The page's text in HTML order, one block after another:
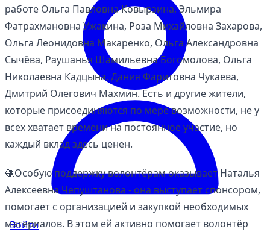
Войти
работе Ольга Павловна Ковырзина, Эльмира
Фатрахмановна Ужакина, Роза Михайловна Захарова,
Ольга Леонидовна Макаренко, Ольга Александровна
Сычёва, Раушанья Шамильевна Богомолова, Ольга
Николаевна Кадцына, Дания Фаритовна Чукаева,
Дмитрий Олегович Махмин. Есть и другие жители,
которые присоединяются по мере возможности, не у
всех хватает времени на постоянное участие, но
каждый вклад здесь ценен.
🧶Особую поддержку волонтёрам оказывает Наталья
Алексеевна Чепуштанова - она выступает спонсором,
помогает с организацией и закупкой необходимых
материалов. В этом ей активно помогает волонтёр